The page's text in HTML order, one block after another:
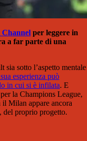
per leggere in
a far parte di una
sotto l’aspetto mentale
esperienza può
in cui si è infilata. E
la Champions League,
il Milan appare ancora
del proprio progetto.